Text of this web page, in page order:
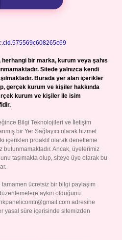
bir marka, kurum veya şahıs
Sitede yalnızca kendi
Burada yer alan içerikler
gerçek kurum ve kişiler hakkında
kurum ve kişiler ile isim
Bilgi Teknolojileri ve İletişim
bir Yer Sağlayıcı olarak hizmet
içerikleri proaktif olarak denetleme
bulunmamaktadır. Ancak, üyelerimiz
taşımakta olup, siteye üye olarak bu
ücretsiz bir bilgi paylaşım
aykırı olduğunu
adresine
yasal süre içerisinde sitemizden